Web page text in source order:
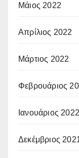
Μάιος 2022
Απρίλιος 2022
Μάρτιος 2022
Φεβρουάριος
Ιανουάριος 2022
Δεκέμβριος